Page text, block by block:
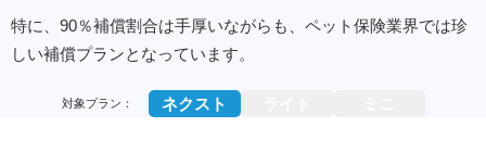
特に、90％補償割合は手厚いながらも、ペット保険業界では珍
しい補償プランとなっています。
対象プラン： ネクスト